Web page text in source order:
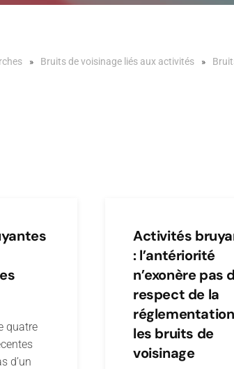
Bruits de voisinage liés aux activités
quatre
d’un
Activités
: l’antériorité
n’exonère pas
respect de la
les bruits de
voisinage